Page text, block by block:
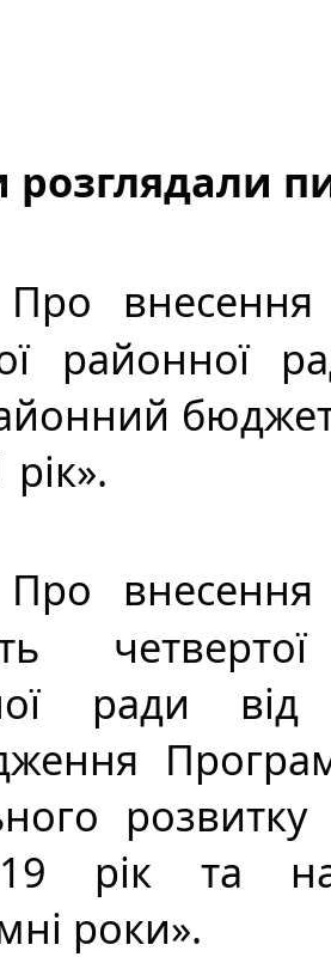
розглядали
районної
ради
рік та
роки».